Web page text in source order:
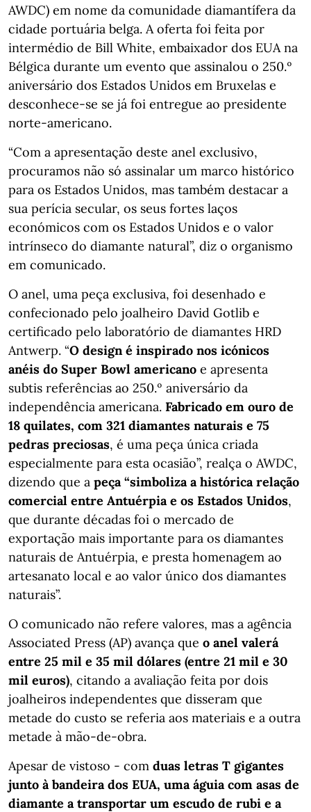
AWDC) em nome da comunidade diamantífera da
cidade portuária belga. A oferta foi feita por
intermédio de Bill White, embaixador dos EUA na
Bélgica durante um evento que assinalou o 250.º
aniversário dos Estados Unidos em Bruxelas e
desconhece-se se já foi entregue ao presidente
norte-americano.
“Com a apresentação deste anel exclusivo,
procuramos não só assinalar um marco histórico
para os Estados Unidos, mas também destacar a
sua perícia secular, os seus fortes laços
económicos com os Estados Unidos e o valor
intrínseco do diamante natural”, diz o organismo
em comunicado.
O anel, uma peça exclusiva, foi desenhado e
confecionado pelo joalheiro David Gotlib e
certificado pelo laboratório de diamantes HRD
Antwerp. “O design é inspirado nos icónicos
anéis do Super Bowl americano e apresenta
subtis referências ao 250.º aniversário da
independência americana. Fabricado em ouro de
18 quilates, com 321 diamantes naturais e 75
pedras preciosas, é uma peça única criada
especialmente para esta ocasião”, realça o AWDC,
dizendo que a peça “simboliza a histórica relação
comercial entre Antuérpia e os Estados Unidos,
que durante décadas foi o mercado de
exportação mais importante para os diamantes
naturais de Antuérpia, e presta homenagem ao
artesanato local e ao valor único dos diamantes
naturais”.
O comunicado não refere valores, mas a agência
Associated Press (AP) avança que o anel valerá
entre 25 mil e 35 mil dólares (entre 21 mil e 30
mil euros), citando a avaliação feita por dois
joalheiros independentes que disseram que
metade do custo se referia aos materiais e a outra
metade à mão-de-obra.
Apesar de vistoso - com duas letras T gigantes
junto à bandeira dos EUA, uma águia com asas de
diamante a transportar um escudo de rubi e a